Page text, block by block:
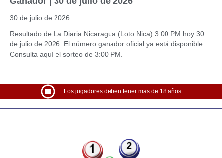
30 de julio de 2026
Resultado de La Diaria Nicaragua (Loto Nica) 3:00 PM hoy 30
de julio de 2026. El número ganador oficial ya está disponible.
Consulta aquí el sorteo de 3:00 PM.
Los jugadores deben tener mas de 18 años